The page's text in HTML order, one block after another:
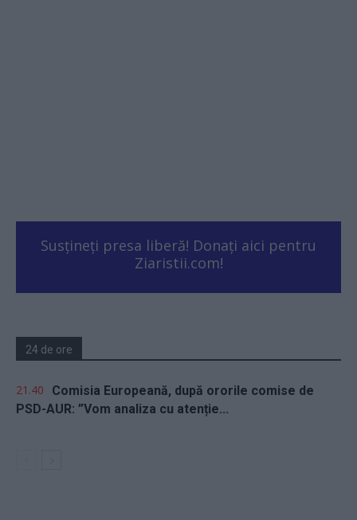
Susțineți presa liberă! Donați aici pentru
Ziaristii.com!
24 de ore
21.40
Comisia Europeană, după ororile comise de
PSD-AUR: ”Vom analiza cu atenție...